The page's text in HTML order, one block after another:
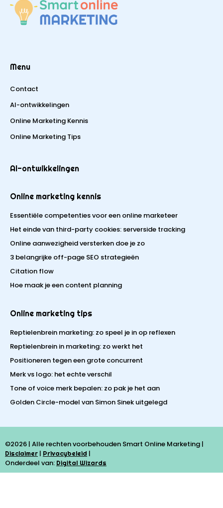
Menu
Contact
AI-ontwikkelingen
Online Marketing Kennis
Online Marketing Tips
AI-ontwikkelingen
Online marketing kennis
Essentiële competenties voor een online marketeer
Het einde van third-party cookies: serverside tracking
Online aanwezigheid versterken doe je zo
3 belangrijke off-page SEO strategieën
Citation flow
Hoe maak je een content planning
Online marketing tips
Reptielenbrein marketing: zo speel je in op reflexen
Reptielenbrein in marketing: zo werkt het
Positioneren tegen een grote concurrent
Merk vs logo: het echte verschil
Tone of voice merk bepalen: zo pak je het aan
Golden Circle-model van Simon Sinek uitgelegd
©2026 | Alle rechten voorbehouden Smart Online Marketing |
Disclaimer | Privacybeleid |
Onderdeel van: Digital Wizards